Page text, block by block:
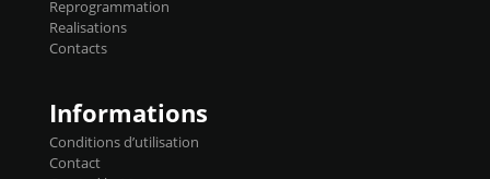
Reprog SP 98 sur le calculateur d'origine
450€ TTC Un gain d'environ 10cv et 15nm
Reprogrammation
Realisations
Contacts
Informations
Conditions d’utilisation
Contact